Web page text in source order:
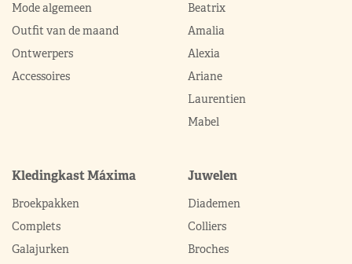
Mode algemeen
Outfit van de maand
Ontwerpers
Accessoires
Beatrix
Amalia
Alexia
Ariane
Laurentien
Mabel
Kledingkast Máxima
Broekpakken
Complets
Galajurken
Juwelen
Diademen
Colliers
Broches